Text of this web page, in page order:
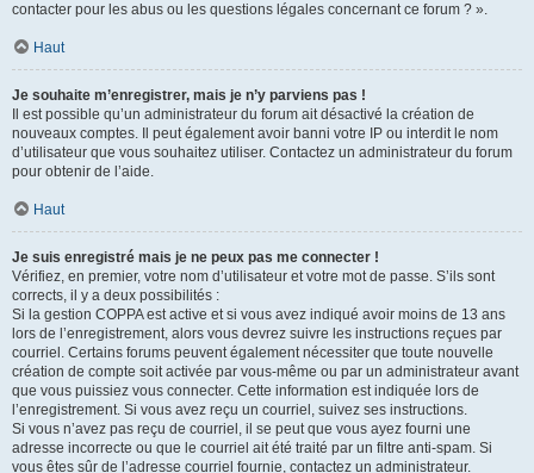
contacter pour les abus ou les questions légales concernant ce forum ? ».
Haut
Je souhaite m’enregistrer, mais je n’y parviens pas !
Il est possible qu’un administrateur du forum ait désactivé la création de
nouveaux comptes. Il peut également avoir banni votre IP ou interdit le nom
d’utilisateur que vous souhaitez utiliser. Contactez un administrateur du forum
pour obtenir de l’aide.
Haut
Je suis enregistré mais je ne peux pas me connecter !
Vérifiez, en premier, votre nom d’utilisateur et votre mot de passe. S’ils sont
corrects, il y a deux possibilités :
Si la gestion COPPA est active et si vous avez indiqué avoir moins de 13 ans
lors de l’enregistrement, alors vous devrez suivre les instructions reçues par
courriel. Certains forums peuvent également nécessiter que toute nouvelle
création de compte soit activée par vous-même ou par un administrateur avant
que vous puissiez vous connecter. Cette information est indiquée lors de
l’enregistrement. Si vous avez reçu un courriel, suivez ses instructions.
Si vous n’avez pas reçu de courriel, il se peut que vous ayez fourni une
adresse incorrecte ou que le courriel ait été traité par un filtre anti-spam. Si
vous êtes sûr de l’adresse courriel fournie, contactez un administrateur.